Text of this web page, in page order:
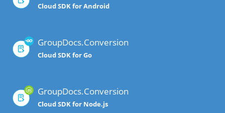
Cloud SDK for Android
GroupDocs.Conversion
Cloud SDK for Go
GroupDocs.Conversion
Cloud SDK for Node.js